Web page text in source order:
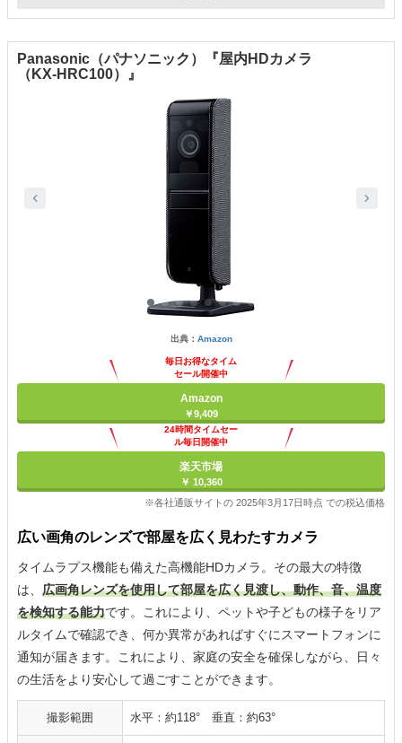
Panasonic（パナソニック）『屋内HDカメラ
（KX-HRC100）』
出典： Amazon
毎日お得なタイム
セール開催中
Amazon
￥9,409
24時間タイムセー
ル毎日開催中
楽天市場
￥ 10,360
※各社通販サイトの 2025年3月17日時点 での税込価格
広い画角のレンズで部屋を広く見わたすカメラ
タイムラプス機能も備えた高機能HDカメラ。その最大の特徴
は、 広画角レンズを使用して部屋を広く見渡し、動作、音、温度
を検知する能力です。これにより、ペットや子どもの様子をリア
ルタイムで確認でき、何か異常があればすぐにスマートフォンに
通知が届きます。これにより、家庭の安全を確保しながら、日々
の生活をより安心して過ごすことができます。
撮影範囲 水平：約118° 垂直：約63°